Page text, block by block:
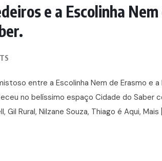
e a Escolinha Nem
entre a Escolinha Nem de Erasmo e a
no belíssimo espaço Cidade do Saber
Rural, Nilzane Souza, Thiago é Aqui, Mais